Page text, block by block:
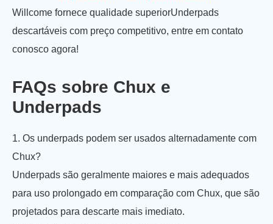
Willcome fornece qualidade superiorUnderpads
descartáveis com preço competitivo, entre em contato
conosco agora!
FAQs sobre Chux e
Underpads
1. Os underpads podem ser usados alternadamente com
Chux?
Underpads são geralmente maiores e mais adequados
para uso prolongado em comparação com Chux, que são
projetados para descarte mais imediato.